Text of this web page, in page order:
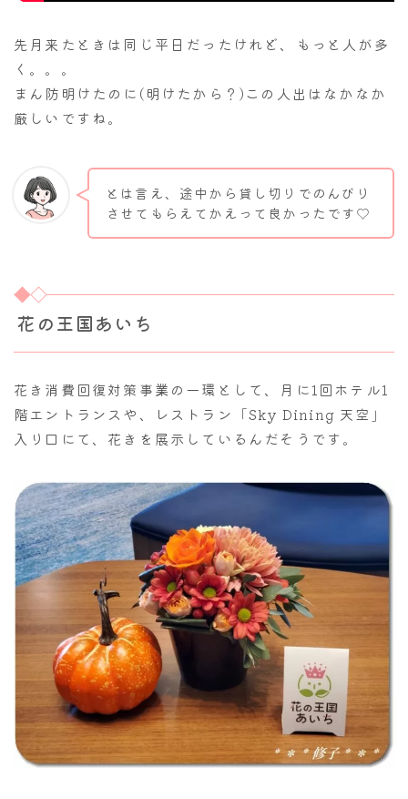
先月来たときは同じ平日だったけれど、もっと人が多
く。。。
まん防明けたのに(明けたから？)この人出はなかなか
厳しいですね。
とは言え、途中から貸し切りでのんびり
させてもらえてかえって良かったです♡
花の王国あいち
花き消費回復対策事業の一環として、月に1回ホテル1
階エントランスや、レストラン「Sky Dining 天空」
入り口にて、花きを展示しているんだそうです。